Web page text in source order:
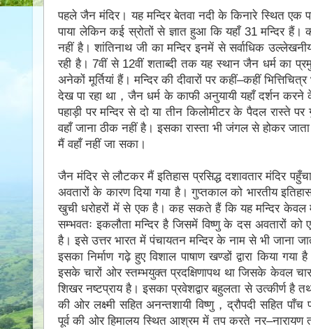
पहले जैन मंदिर। यह मन्दिर बेतवा नदी के किनारे स्थित एक
पाया लेकिन कई स्रोतों से ज्ञात हुआ कि यहाँ 31 मन्दिर
नहीं है। शांतिनाथ जी का मन्दिर इनमें से सर्वाधिक
रही है। 7वीं से 12वीं शताब्दी तक यह स्थान जैन धर्म का
अनेकों मूर्तियां हैं। मन्दिर की दीवारों पर कहीं–कहीं
देख पा रहा था，जैन धर्म के काफी अनुयायी यहाँ दर्शन करने
पहाड़ी पर मन्दिर से दो या तीन किलोमीटर के पैदल रास्ते
वहाँ जाना ठीक नहीं है। इसका रास्ता भी जंगल से होकर
मैं वहाँ नहीं जा सका।
जैन मंदिर से लौटकर मैं इतिहास प्रसिद्ध दशावतार मंदिर
अवतारों के कारण दिया गया है। गुप्तकाल को भारतीय
खुची धरोहरों में से एक है। कह सकते हैं कि यह मन्दिर केवल
सम्भवतः इकलौता मन्दिर है जिसमें विष्णु के दस अवतारों को
है। इसे उत्तर भारत में पंचायतन मन्दिर के नाम से भी जाना
इसका निर्माण गढ़े हुए विशाल पाषाण खण्डों द्वारा किया
इसके चारों ओर स्तम्भयुक्त प्रदक्षिणापथ था जिसके केवल
शिखर नष्टप्राय है। इसका प्रवेशद्वार बहुलता से उत्कीर्ण है
की ओर लक्ष्‍मी सहित अनन्तशायी विष्णु，द्रौपदी सहित
पूर्व की ओर हिमालय स्थित आश्रम में तप करते नर–नारायण